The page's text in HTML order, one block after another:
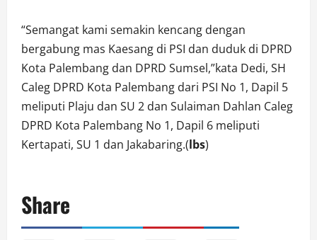
“Semangat kami semakin kencang dengan
bergabung mas Kaesang di PSI dan duduk di DPRD
Kota Palembang dan DPRD Sumsel,”kata Dedi, SH
Caleg DPRD Kota Palembang dari PSI No 1, Dapil 5
meliputi Plaju dan SU 2 dan Sulaiman Dahlan Caleg
DPRD Kota Palembang No 1, Dapil 6 meliputi
Kertapati, SU 1 dan Jakabaring.(lbs)
Share